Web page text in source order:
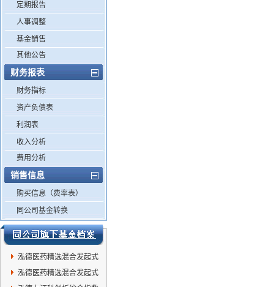
定期报告
人事调整
基金销售
其他公告
财务报表
财务指标
资产负债表
利润表
收入分析
费用分析
销售信息
购买信息（费率表）
同公司基金转换
泓德医药精选混合发起式
A
泓德医药精选混合发起式